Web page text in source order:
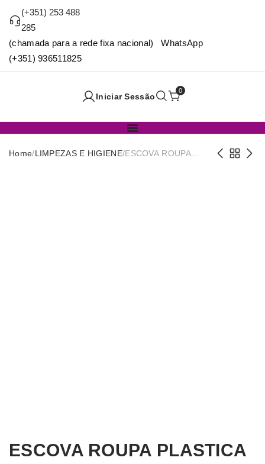
(+351) 253 488
285
(chamada para a rede fixa nacional) WhatsApp
(+351) 936511825
Iniciar Sessão
0
Home/LIMPEZAS E HIGIENE/ESCOVA ROUPA
ESCOVA ROUPA PLASTICA